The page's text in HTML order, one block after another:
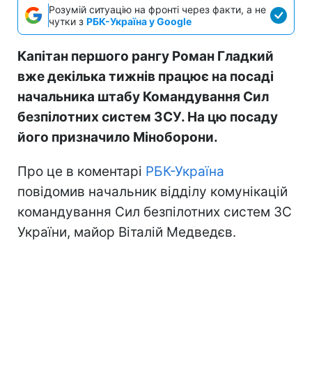
Розумій ситуацію на фронті через факти, а не
чутки з РБК-Україна у Google
Капітан першого рангу Роман Гладкий
вже декілька тижнів працює на посаді
начальника штабу Командування Сил
безпілотних систем ЗСУ. На цю посаду
його призначило Міноборони.
Про це в коментарі РБК-Україна
повідомив начальник відділу комунікацій
командування Сил безпілотних систем ЗС
України, майор Віталій Медведєв.